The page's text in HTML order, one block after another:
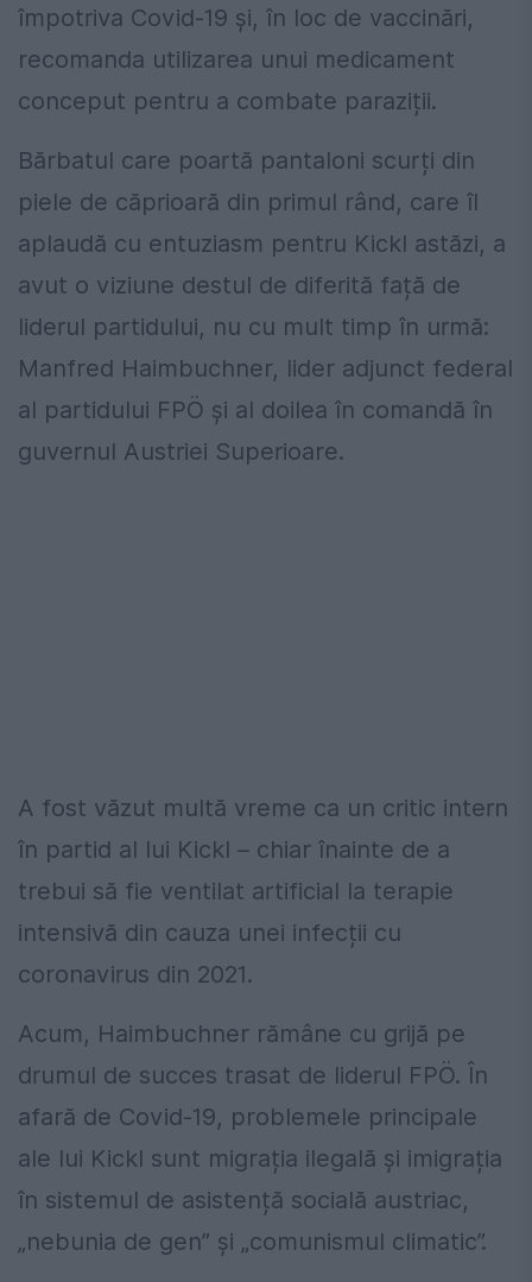
împotriva Covid-19 și, în loc de vaccinări,
recomanda utilizarea unui medicament
conceput pentru a combate paraziții.
Bărbatul care poartă pantaloni scurți din
piele de căprioară din primul rând, care îl
aplaudă cu entuziasm pentru Kickl astăzi, a
avut o viziune destul de diferită față de
liderul partidului, nu cu mult timp în urmă:
Manfred Haimbuchner, lider adjunct federal
al partidului FPÖ și al doilea în comandă în
guvernul Austriei Superioare.
A fost văzut multă vreme ca un critic intern
în partid al lui Kickl – chiar înainte de a
trebui să fie ventilat artificial la terapie
intensivă din cauza unei infecții cu
coronavirus din 2021.
Acum, Haimbuchner rămâne cu grijă pe
drumul de succes trasat de liderul FPÖ. În
afară de Covid-19, problemele principale
ale lui Kickl sunt migrația ilegală și imigrația
în sistemul de asistență socială austriac,
„nebunia de gen” și „comunismul climatic”.